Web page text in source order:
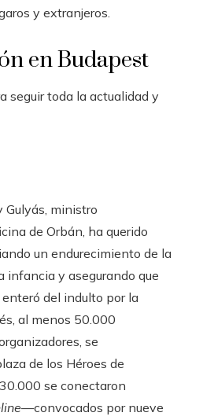
y extranjeros.
en Budapest
seguir toda la actualidad y
Gulyás, ministro
de Orbán, ha querido
un endurecimiento de la
infancia y asegurando que
del indulto por la
al menos 50.000
se
de los Héroes de
se conectaron
—convocados por nueve